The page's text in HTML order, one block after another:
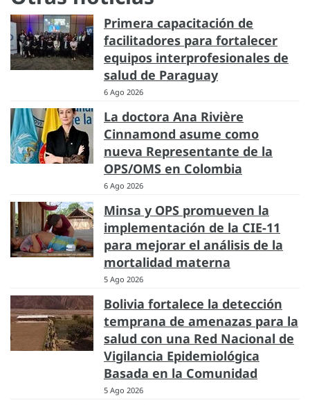
Primera capacitación de
facilitadores para fortalecer
equipos interprofesionales de
salud de Paraguay
6 Ago 2026
La doctora Ana Rivière
Cinnamond asume como
nueva Representante de la
OPS/OMS en Colombia
6 Ago 2026
Minsa y OPS promueven la
implementación de la CIE-11
para mejorar el análisis de la
mortalidad materna
5 Ago 2026
Bolivia fortalece la detección
temprana de amenazas para la
salud con una Red Nacional de
Vigilancia Epidemiológica
Basada en la Comunidad
5 Ago 2026